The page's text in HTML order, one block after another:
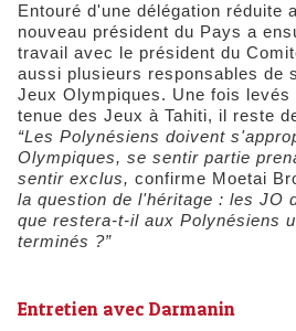
Entouré d'une délégation réduite
nouveau président du Pays a
travail avec le président du
aussi plusieurs responsables de
Jeux Olympiques. Une fois
tenue des Jeux à Tahiti, il reste
“Les Polynésiens doivent
Olympiques, se sentir partie
sentir exclus, confirme Moetai
la question de l'héritage : les JO
que restera-t-il aux Polynésiens
terminés ?”
Entretien avec Darmanin